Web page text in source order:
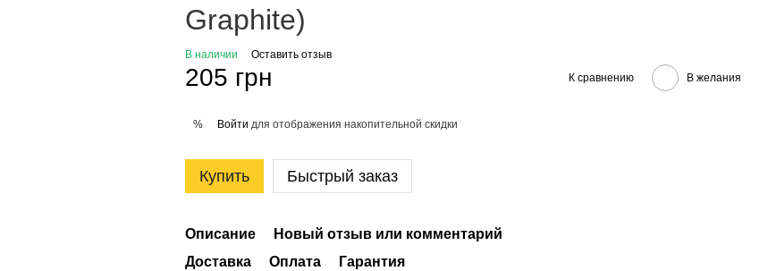
Graphite)
В наличии Оставить отзыв
205 грн К сравнению В желания
% Войти для отображения накопительной скидки
Купить Быстрый заказ
Описание
Новый отзыв или комментарий
Доставка
Оплата Гарантия